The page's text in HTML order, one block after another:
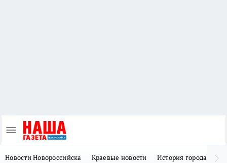
Новости Новороссийска Краевые новости История города Н